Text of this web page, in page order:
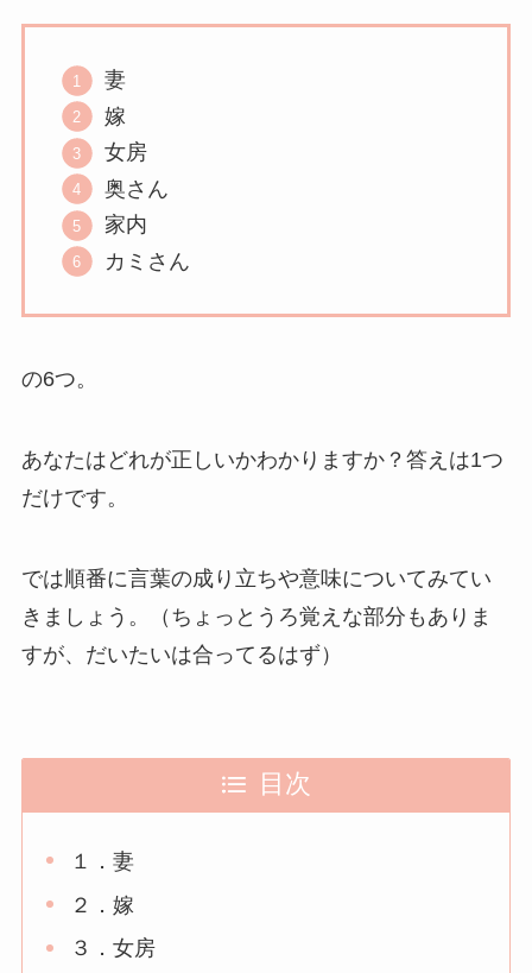
妻
嫁
女房
奥さん
家内
カミさん
の6つ。
あなたはどれが正しいかわかりますか？答えは1つ
だけです。
では順番に言葉の成り立ちや意味についてみてい
きましょう。（ちょっとうろ覚えな部分もありま
すが、だいたいは合ってるはず）
目次
１．妻
２．嫁
３．女房